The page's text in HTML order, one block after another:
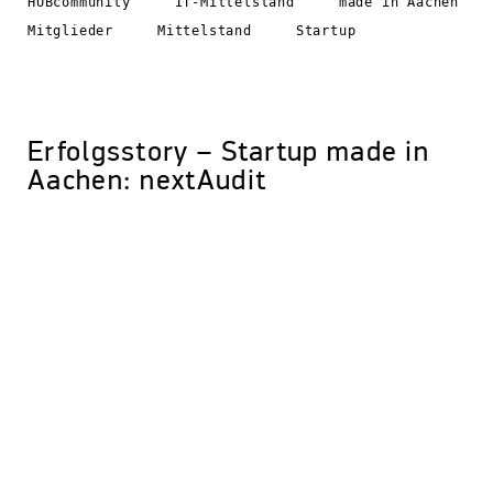
Mitglieder
Mittelstand Startup
Erfolgsstory – Startup made in
Aachen: nextAudit